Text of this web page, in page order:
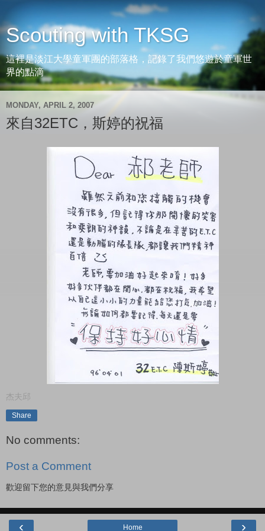
Scouting with TKSG
這裡是淡江大學童軍團的部落格，記錄了我們悠遊於童軍世
界的點滴
MONDAY, APRIL 2, 2007
來自32ETC，斯婷的祝福
杰夫邱
Share
No comments:
Post a Comment
歡迎留下您的意見與我們分享
‹ ›
Home